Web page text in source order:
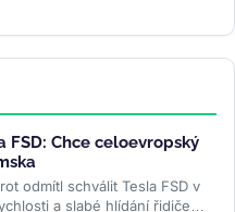
Chce celoevropský
odmítl schválit Tesla FSD v
a slabé hlídání řidiče